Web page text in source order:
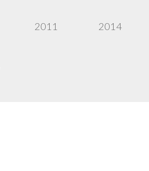
2011 2014